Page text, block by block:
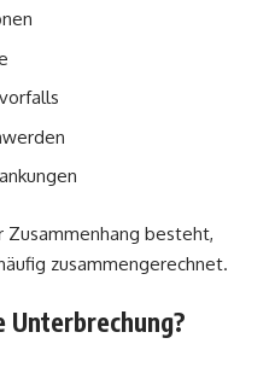
Zusammenhang besteht,
zusammengerechnet.
Unterbrechung?